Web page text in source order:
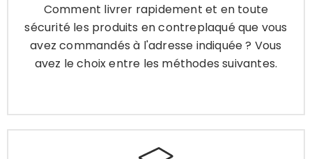
Comment livrer rapidement et en toute
sécurité les produits en contreplaqué que vous
avez commandés à l'adresse indiquée ? Vous
avez le choix entre les méthodes suivantes.
avez le choix entre les méthodes suivantes.
Apprendre encore plus